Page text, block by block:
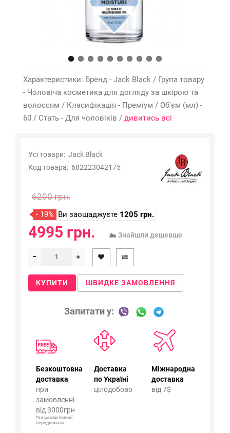
Характеристики: Бренд - Jack Black / Група товару
- Чоловіча косметика для догляду за шкірою та
волоссям / Класифікація - Преміум / Об'єм (мл) -
60 / Стать - Для чоловіків / дивитись всі
Усі товари: Jack Black
Код товара: 682223042175
6200 грн.
- 19% Ви заощаджуєте 1205 грн.
4995 грн. Знайшли дешевше
КУПИТИ ШВИДКЕ ЗАМОВЛЕННЯ
Запитати у:
Безкоштовна
доставка
при
замовленні
від 3000грн
*за умови повної
передоплати
Доставка
по Україні
цілодобово
Міжнародна
доставка
від 7$